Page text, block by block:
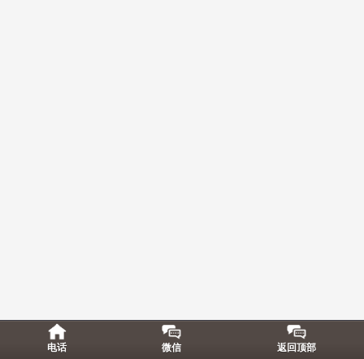
电话 微信 返回顶部